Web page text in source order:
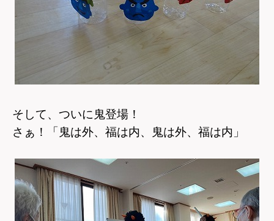
そして、ついに鬼登場！
さぁ！「鬼は外、福は内、鬼は外、福は内」